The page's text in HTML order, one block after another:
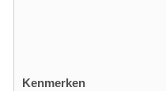
Kenmerken